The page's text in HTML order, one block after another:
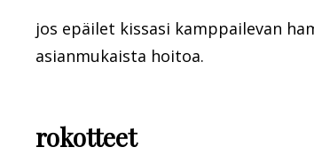
jos epäilet kissasi kamppailevan
asianmukaista hoitoa.
rokotteet